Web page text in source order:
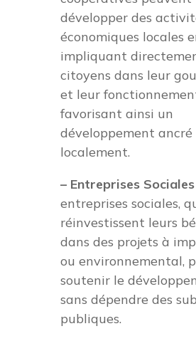
développer des
économiques locales
impliquant
citoyens dans leur
et leur
favorisant ainsi un
développement ancré
localement.
– Entreprises
entreprises sociales,
réinvestissent leurs
dans des projets à
ou environnemental,
soutenir le
sans dépendre des
publiques.